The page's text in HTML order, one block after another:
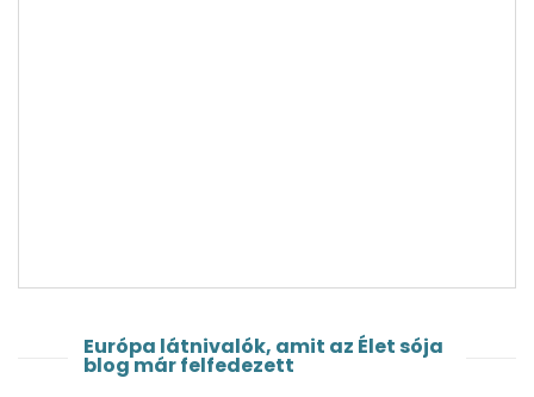
Európa látnivalók, amit az Élet sója
blog már felfedezett